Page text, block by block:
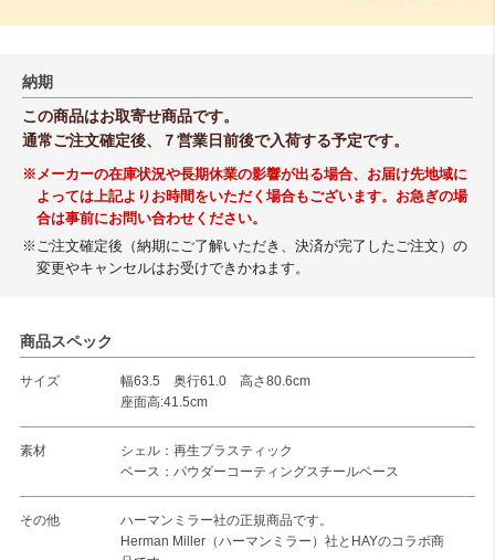
納期
この商品はお取寄せ商品です。
通常ご注文確定後、７営業日前後で入荷する予定です。
※メーカーの在庫状況や長期休業の影響が出る場合、お届け先地域に
よっては上記よりお時間をいただく場合もございます。お急ぎの場
合は事前にお問い合わせください。
※ご注文確定後（納期にご了解いただき、決済が完了したご注文）の
変更やキャンセルはお受けできかねます。
商品スペック
サイズ
幅63.5 奥行61.0 高さ80.6cm
座面高:41.5cm
素材
シェル：再生プラスティック
ベース：パウダーコーティングスチールベース
その他
ハーマンミラー社の正規商品です。
Herman Miller（ハーマンミラー）社とHAYのコラボ商